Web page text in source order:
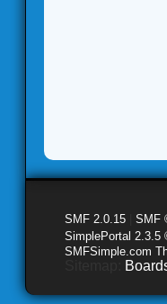
SMF 2.0.15 SMF
SimplePortal 2.3.5
SMFSimple.com